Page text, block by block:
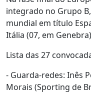
integrado no Grupo
mundial em título
Itália (07, em
Lista das 27
- Guarda-redes: Inês
Morais (Sporting de